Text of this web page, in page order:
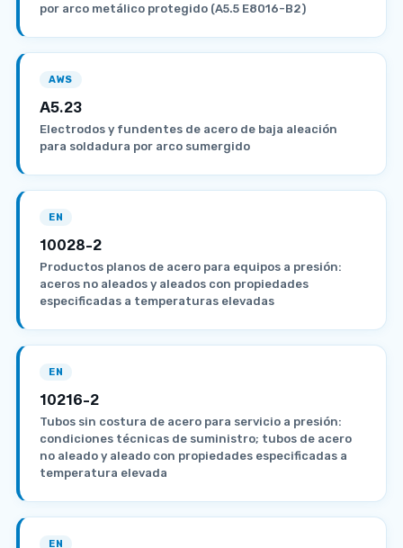
por arco metálico protegido (A5.5 E8016-B2)
AWS
A5.23
Electrodos y fundentes de acero de baja aleación
para soldadura por arco sumergido
EN
10028-2
Productos planos de acero para equipos a presión:
aceros no aleados y aleados con propiedades
especificadas a temperaturas elevadas
EN
10216-2
Tubos sin costura de acero para servicio a presión:
condiciones técnicas de suministro; tubos de acero
no aleado y aleado con propiedades especificadas a
temperatura elevada
EN